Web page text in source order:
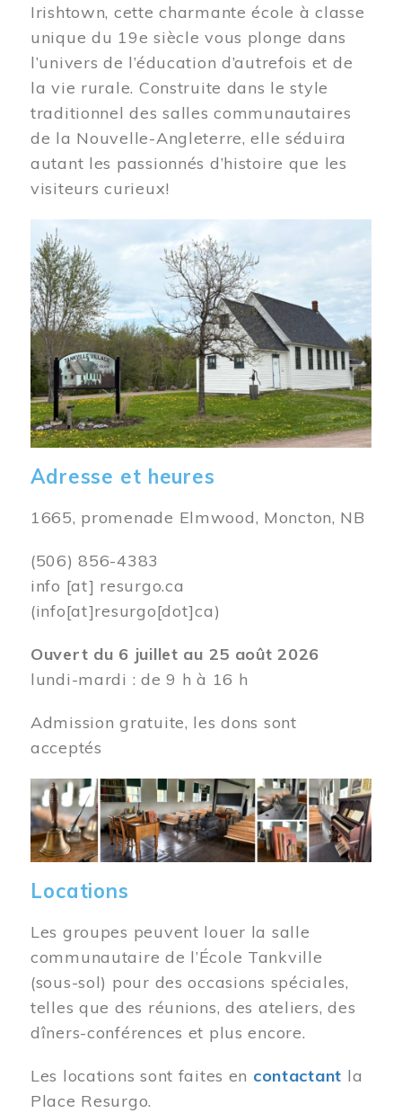
Irishtown, cette charmante école à classe
unique du 19e siècle vous plonge dans
l’univers de l’éducation d’autrefois et de
la vie rurale. Construite dans le style
traditionnel des salles communautaires
de la Nouvelle-Angleterre, elle séduira
autant les passionnés d’histoire que les
visiteurs curieux!
Image
Adresse et heures
1665, promenade Elmwood, Moncton, NB
(506) 856-4383
info [at] resurgo.ca
(info[at]resurgo[dot]ca)
Ouvert du 6 juillet au 25 août 2026
lundi-mardi : de 9 h à 16 h
Admission gratuite, les dons sont
acceptés
Image
Locations
Les groupes peuvent louer la salle
communautaire de l’École Tankville
(sous-sol) pour des occasions spéciales,
telles que des réunions, des ateliers, des
dîners-conférences et plus encore.
Les locations sont faites en contactant la
Place Resurgo.